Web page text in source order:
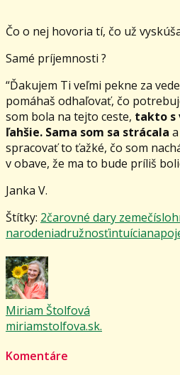
Čo o nej hovoria tí, čo už
Samé príjemnosti ?
“Ďakujem Ti veľmi pekne za
pomáhaš odhaľovať, čo
som bola na tejto ceste, takto s
ľahšie. Sama som sa strácala
spracovať to ťažké, čo som
v obave, že ma to bude príliš
Janka V.
Štítky: 2čarovné dary zeme
narodeniadružnosťintuícia
Miriam Štolfová
miriamstolfova.sk.
Komentáre